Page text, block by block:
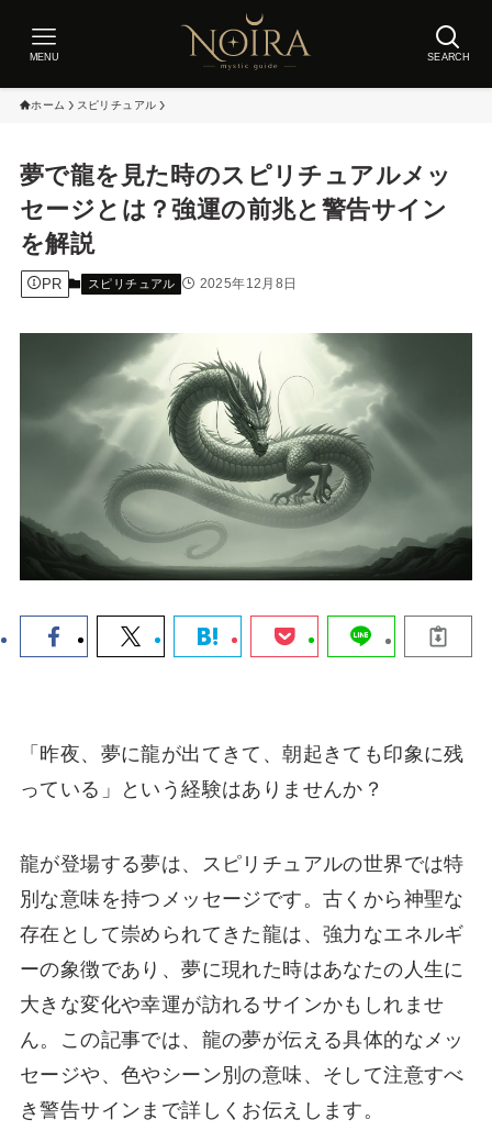
SEARCH
MENU
ホーム スピリチュアル
夢で龍を見た時のスピリチュアルメッ
セージとは？強運の前兆と警告サイン
を解説
PR スピリチュアル 2025年12月8日
「昨夜、夢に龍が出てきて、朝起きても印象に残
っている」という経験はありませんか？
龍が登場する夢は、スピリチュアルの世界では特
別な意味を持つメッセージです。古くから神聖な
存在として崇められてきた龍は、強力なエネルギ
ーの象徴であり、夢に現れた時はあなたの人生に
大きな変化や幸運が訪れるサインかもしれませ
ん。この記事では、龍の夢が伝える具体的なメッ
セージや、色やシーン別の意味、そして注意すべ
き警告サインまで詳しくお伝えします。